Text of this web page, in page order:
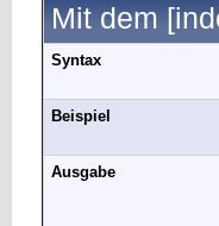
Mit dem
Syntax
Beispiel
Ausgabe